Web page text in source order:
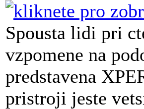
Spousta lidi pri
vzpomene na
predstavena
pristroji jeste